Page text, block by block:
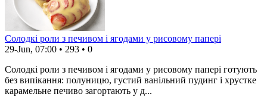
Солодкі роли з печивом і ягодами у рисовому папері
29-Jun, 07:00 • 293 • 0
Солодкі роли з печивом і ягодами у рисовому папері готують
без випікання: полуницю, густий ванільний пудинг і хрустке
карамельне печиво загортають у д...